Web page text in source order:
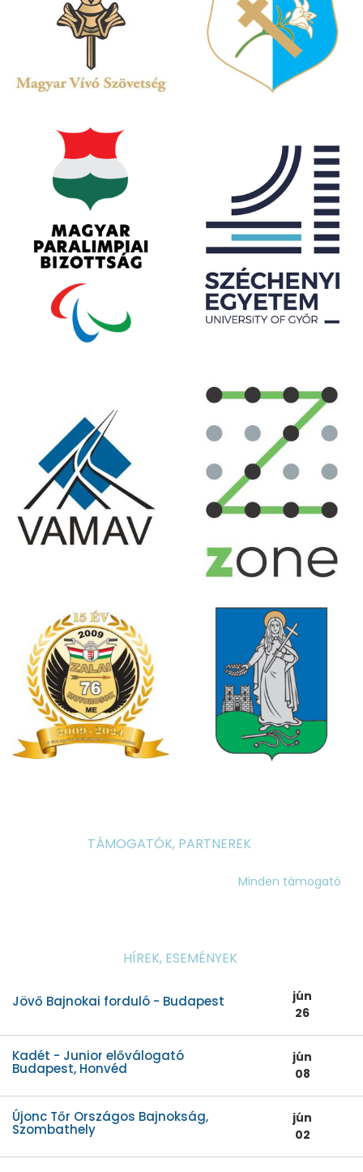
TÁMOGATÓK, PARTNEREK
Minden támogató
HÍREK, ESEMÉNYEK
Jövő Bajnokai forduló - Budapest
jún
26
Kadét - Junior előválogató
Budapest, Honvéd
jún
08
Újonc Tőr Országos Bajnokság,
Szombathely
jún
02